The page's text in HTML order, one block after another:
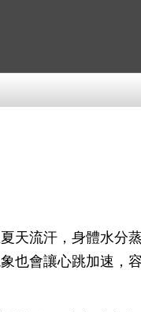
天流汗，身體水分
也會讓心跳加速，容